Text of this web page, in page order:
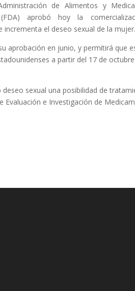
de Alimentos y
aprobó hoy la
el deseo sexual de la mujer.
aprobación en junio, y permitirá que
a partir del 17 de
sexual una posibilidad de
e Investigación de